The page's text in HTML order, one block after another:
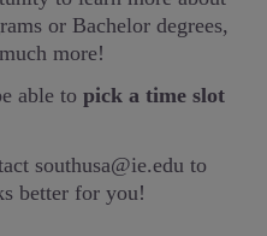
or Bachelor degrees,
more!
able to pick a time slot
southusa@ie.edu to
better for you!